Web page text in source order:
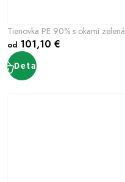
Tienovka PE 90% s okami zelená
od101,10 €
Detail